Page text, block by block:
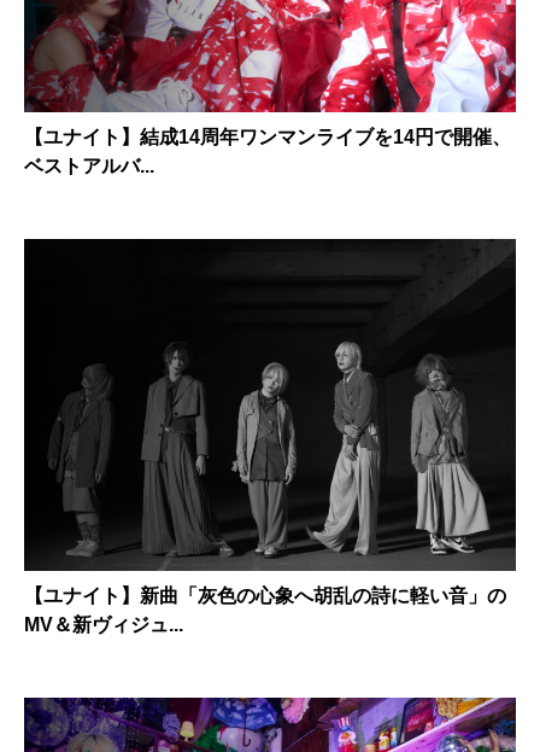
【ユナイト】結成14周年ワンマンライブを14円で開催、
ベストアルバ...
【ユナイト】新曲「灰色の心象へ胡乱の詩に軽い音」の
MV＆新ヴィジュ...